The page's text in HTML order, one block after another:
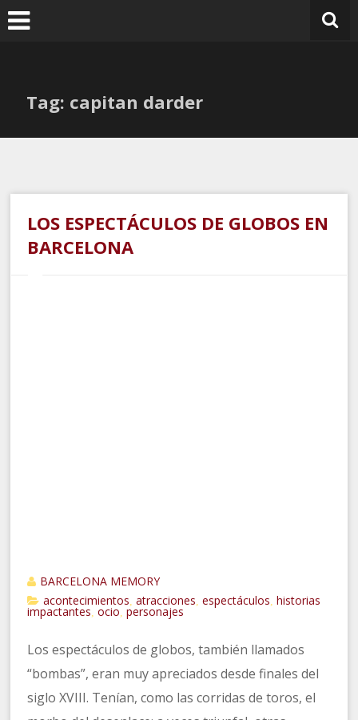
Ir
al
Tag: capitan darder
LOS ESPECTÁCULOS DE GLOBOS EN
BARCELONA
BARCELONA MEMORY
acontecimientos
,atracciones ,espectáculos historias
impactantes ,ocio ,personajes
Los espectáculos de globos, también llamados
“bombas”, eran muy apreciados desde finales del
siglo XVIII. Tenían, como las corridas de toros, el